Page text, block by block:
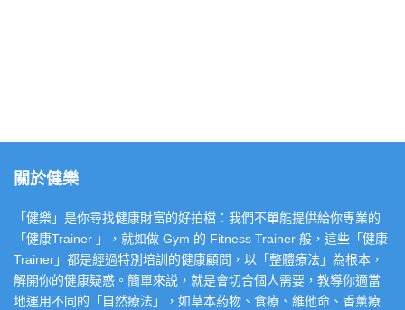
關於健樂
「健樂」是你尋找健康財富的好拍檔：我們不單能提供給你專業的
「健康Trainer 」，就如做 Gym 的 Fitness Trainer 般，這些「健康
Trainer」都是經過特別培訓的健康顧問，以「整體療法」為根本，
解開你的健康疑惑。簡單來説，就是會切合個人需要，教導你適當
地運用不同的「自然療法」，如草本葯物、食療、維他命、香薰療